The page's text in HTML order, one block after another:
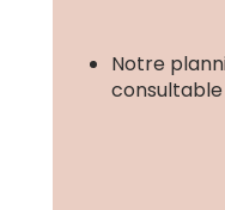
Notre
consultable